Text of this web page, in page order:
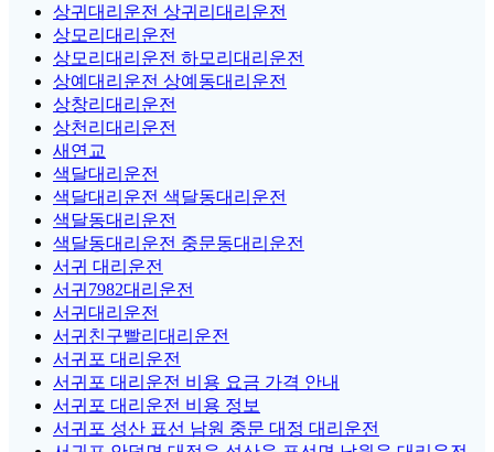
상귀대리운전 상귀리대리운전
상모리대리운전
상모리대리운전 하모리대리운전
상예대리운전 상예동대리운전
상창리대리운전
상천리대리운전
새연교
색달대리운전
색달대리운전 색달동대리운전
색달동대리운전
색달동대리운전 중문동대리운전
서귀 대리운전
서귀7982대리운전
서귀대리운전
서귀친구빨리대리운전
서귀포 대리운전
서귀포 대리운전 비용 요금 가격 안내
서귀포 대리운전 비용 정보
서귀포 성산 표선 남원 중문 대정 대리운전